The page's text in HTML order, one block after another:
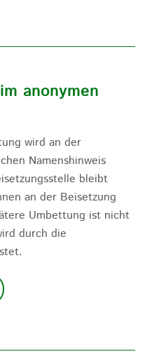
anonymen
wird an der
Namenshinweis
bleibt
an der Beisetzung
Umbettung ist nicht
durch die